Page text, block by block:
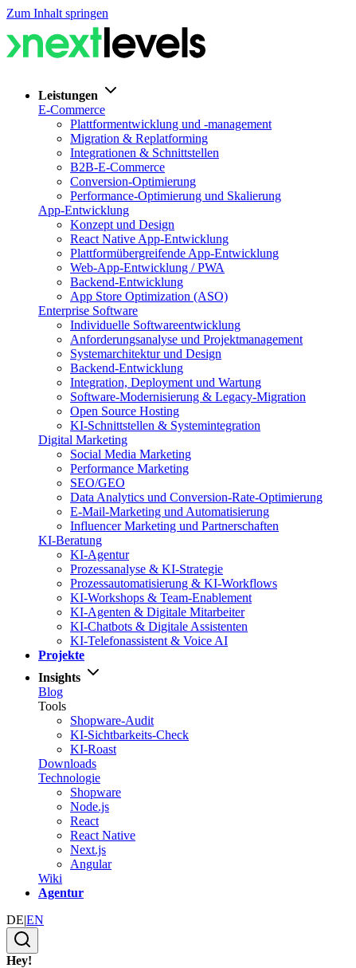
Zum Inhalt springen
Leistungen
E-Commerce
Plattformentwicklung und -management
Migration & Replatforming
Integrationen & Schnittstellen
B2B-E-Commerce
Conversion-Optimierung
Performance-Optimierung und Skalierung
App-Entwicklung
Konzept und Design
React Native App-Entwicklung
Plattformübergreifende App-Entwicklung
Web-App-Entwicklung / PWA
Backend-Entwicklung
App Store Optimization (ASO)
Enterprise Software
Individuelle Softwareentwicklung
Anforderungsanalyse und Projektmanagement
Systemarchitektur und Design
Backend-Entwicklung
Integration, Deployment und Wartung
Software-Modernisierung & Legacy-Migration
Open Source Hosting
KI-Schnittstellen & Systemintegration
Digital Marketing
Social Media Marketing
Performance Marketing
SEO/GEO
Data Analytics und Conversion-Rate-Optimierung
E-Mail-Marketing und Automatisierung
Influencer Marketing und Partnerschaften
KI-Beratung
KI-Agentur
Prozessanalyse & KI-Strategie
Prozessautomatisierung & KI-Workflows
KI-Workshops & Team-Enablement
KI-Agenten & Digitale Mitarbeiter
KI-Chatbots & Digitale Assistenten
KI-Telefonassistent & Voice AI
Projekte
Insights
Blog
Tools
Shopware-Audit
KI-Sichtbarkeits-Check
KI-Roast
Downloads
Technologie
Shopware
Node.js
React
React Native
Next.js
Angular
Wiki
Agentur
DE|EN
Hey!